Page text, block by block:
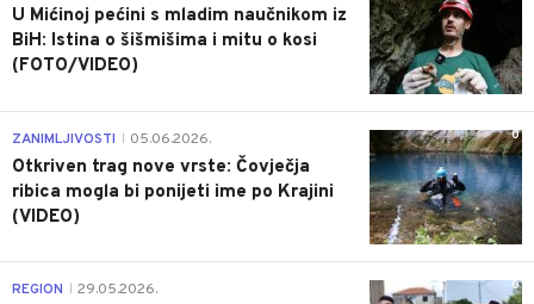
U Mićinoj pećini s mladim naučnikom iz
BiH: Istina o šišmišima i mitu o kosi
(FOTO/VIDEO)
0
ZANIMLJIVOSTI 05.06.2026.
Otkriven trag nove vrste: Čovječja
ribica mogla bi ponijeti ime po Krajini
(VIDEO)
0
REGION 29.05.2026.